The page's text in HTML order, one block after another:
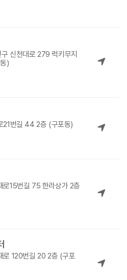
신천대로 279 럭키무지
)
21번길 44 2층 (구포동)
로15번길 75 한라상가 2층
로 120번길 20 2층 (구포